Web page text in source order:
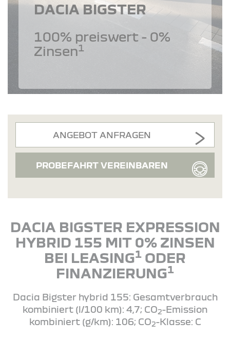
DACIA BIGSTER
100% preiswert - 0%
Zinsen1
ANGEBOT ANFRAGEN
PROBEFAHRT VEREINBAREN
DACIA BIGSTER EXPRESSION
HYBRID 155 MIT 0% ZINSEN
BEI LEASING1 ODER
FINANZIERUNG1
Dacia Bigster hybrid 155: Gesamtverbrauch
kombiniert (l/100 km): 4,7; CO2-Emission
kombiniert (g/km): 106; CO2-Klasse: C